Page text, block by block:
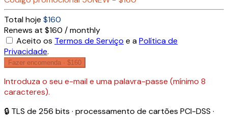
Total hoje $160
Renews at $160 / monthly
Aceito os Termos de Serviço e aPolítica de
Privacidade.
Fazer encomenda · $160
Introduza o seu e-mail e uma palavra-passe (mínimo 8
caracteres).
🔒 TLS de 256 bits · processamento de cartões PCI-DSS ·